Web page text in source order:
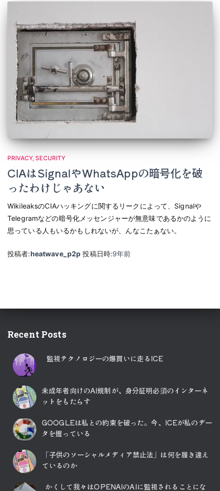
PRIVACY SECURITY
CIAはSignalやWhatsAppの暗号化を破
ったわけじゃあない
WikileaksのCIAハッキングに関するリークによって、Signalや
Telegramなどの暗号化メッセンジャーが無意味であるかのように
思っている人もいるかもしれないが、んなこたぁない。
投稿者:heatwave_p2p 投稿日時:9年前
Recent Posts
監視テクノロジーの爆買いに走るICE
未成年者向けのAI規制が、身分証明必須のインターネ
ットをもたらす
GOOGLEは私との約束を破った。今、ICEが私のデー
タを握っている
「子供のソーシャルメディア禁止法」は何を履き違え
ているのか
かくして我々はOPENAIのAIに監視されることにな